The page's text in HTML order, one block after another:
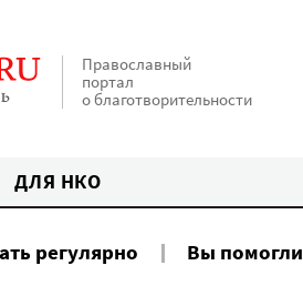
Православный
портал
о благотворительности
ДЛЯ НКО
регулярно Вы помогли